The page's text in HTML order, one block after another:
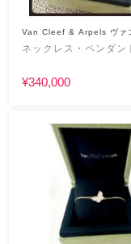
Van Cleef & Arpels ヴァ
ーフアンドアーペル
ネックレス・ペンダン
¥340,000